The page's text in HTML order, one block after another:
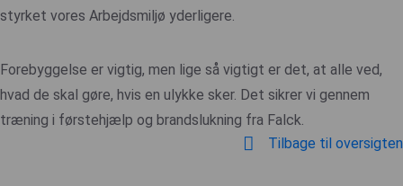
styrket vores Arbejdsmiljø yderligere.
Forebyggelse er vigtig, men lige så vigtigt er det, at alle ved,
hvad de skal gøre, hvis en ulykke sker. Det sikrer vi gennem
træning i førstehjælp og brandslukning fra Falck.
Tilbage til oversigten